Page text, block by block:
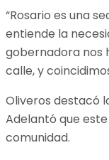
“Rosario es una
entiende la
gobernadora nos
calle, y
Oliveros destacó
Adelantó que
comunidad.